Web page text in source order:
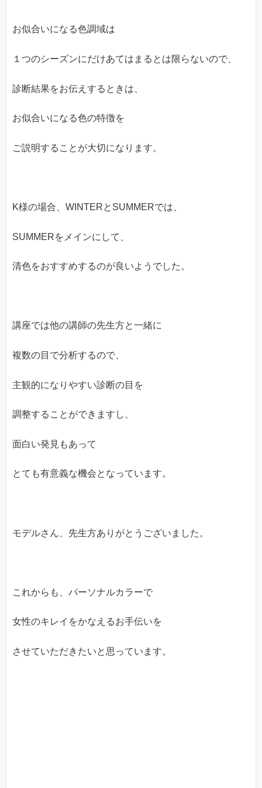
お似合いになる色調域は
１つのシーズンにだけあてはまるとは限らないので、
診断結果をお伝えするときは、
お似合いになる色の特徴を
ご説明することが大切になります。
K様の場合、WINTERとSUMMERでは、
SUMMERをメインにして、
清色をおすすめするのが良いようでした。
講座では他の講師の先生方と一緒に
複数の目で分析するので、
主観的になりやすい診断の目を
調整することができますし、
面白い発見もあって
とても有意義な機会となっています。
モデルさん、先生方ありがとうございました。
これからも、パーソナルカラーで
女性のキレイをかなえるお手伝いを
させていただきたいと思っています。